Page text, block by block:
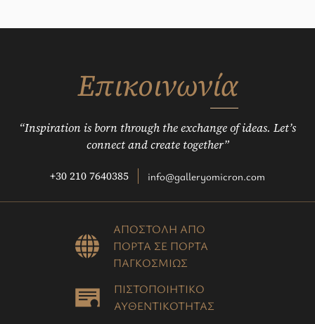
Επικοινωνία
“Inspiration is born through the exchange of ideas. Let’s
connect and create together”
+30 210 7640385 info@galleryomicron.com
ΑΠΟΣΤΟΛΗ ΑΠΟ
ΠΟΡΤΑ ΣΕ ΠΟΡΤΑ
ΠΑΓΚΟΣΜΙΩΣ
ΠΙΣΤΟΠΟΙΗΤΙΚΟ
ΑΥΘΕΝΤΙΚΟΤΗΤΑΣ